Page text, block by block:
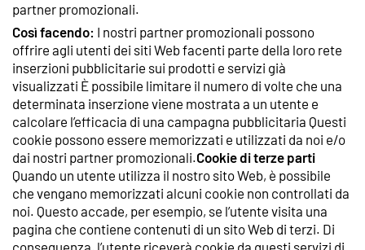
partner promozionali.
Così facendo: I nostri partner promozionali possono
offrire agli utenti dei siti Web facenti parte della loro rete
inserzioni pubblicitarie sui prodotti e servizi già
visualizzati È possibile limitare il numero di volte che una
determinata inserzione viene mostrata a un utente e
calcolare l’efficacia di una campagna pubblicitaria Questi
cookie possono essere memorizzati e utilizzati da noi e/o
dai nostri partner promozionali.Cookie di terze parti
Quando un utente utilizza il nostro sito Web, è possibile
che vengano memorizzati alcuni cookie non controllati da
noi. Questo accade, per esempio, se l’utente visita una
pagina che contiene contenuti di un sito Web di terzi. Di
conseguenza, l’utente riceverà cookie da questi servizi di